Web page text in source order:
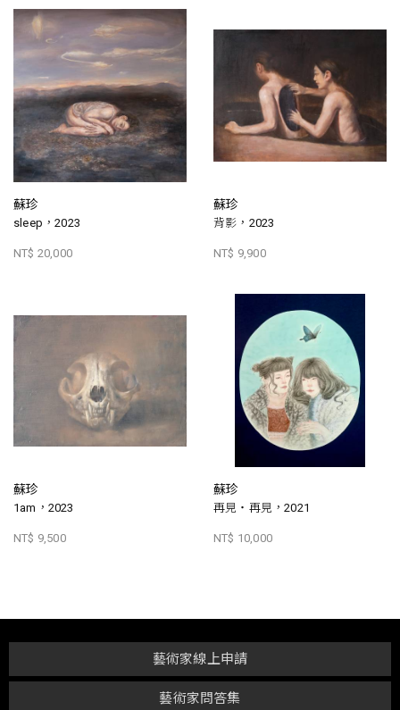
蘇珍
sleep，2023
NT$ 20,000
蘇珍
背影，2023
NT$ 9,900
蘇珍
1am，2023
NT$ 9,500
蘇珍
再見・再見，2021
NT$ 10,000
藝術家問答集
藝術家線上申請